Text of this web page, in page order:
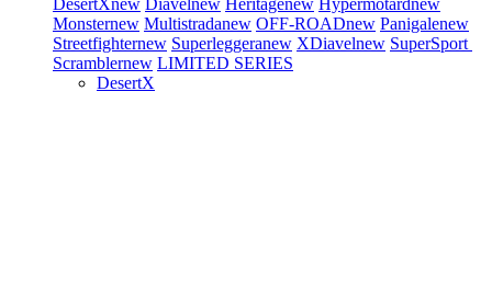
DesertXnew Diavelnew Heritagenew Hypermotardnew
Monsternew Multistradanew OFF-ROADnew Panigalenew
Streetfighternew Superleggeranew XDiavelnew SuperSport
Scramblernew LIMITED SERIES
DesertX